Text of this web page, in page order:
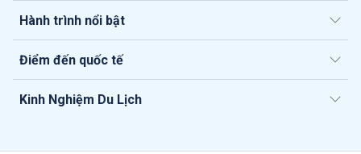
Hành trình nổi bật
Điểm đến quốc tế
Kinh Nghiệm Du Lịch